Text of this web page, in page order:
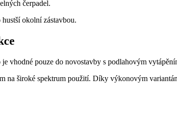
čerpadel.
okolní zástavbou.
je vhodné pouze do novostavby s podlahovým
na široké spektrum použití. Díky výkonovým